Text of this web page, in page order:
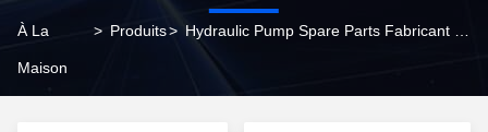
À La
Maison
> Produits>